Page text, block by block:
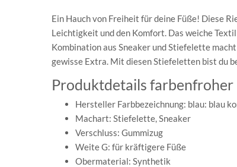
Ein Hauch von Freiheit für deine Füße! Diese
Leichtigkeit und den Komfort. Das weiche
Kombination aus Sneaker und Stiefelette
gewisse Extra. Mit diesen Stiefeletten bist du
Produktdetails farbenfroher
Hersteller Farbbezeichnung: blau: blau
Machart: Stiefelette, Sneaker
Verschluss: Gummizug
Weite G: für kräftigere Füße
Obermaterial: Synthetik